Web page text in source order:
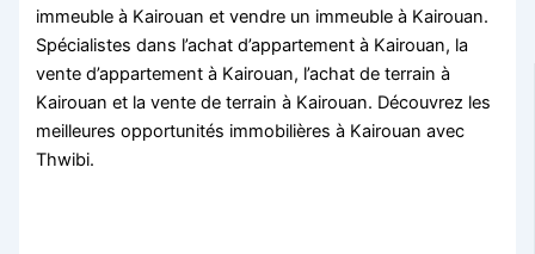
immeuble à Kairouan et vendre un immeuble à Kairouan.
Spécialistes dans l’achat d’appartement à Kairouan, la
vente d’appartement à Kairouan, l’achat de terrain à
Kairouan et la vente de terrain à Kairouan. Découvrez les
meilleures opportunités immobilières à Kairouan avec
Thwibi.